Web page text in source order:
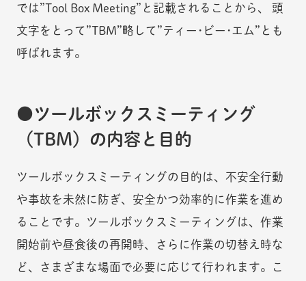
では”Tool Box Meeting”と記載されることから、 頭
文字をとって”TBM”略して”ティー･ビー･エム”とも
呼ばれます。
ツールボックスミーティング
（TBM）の内容と目的
ツールボックスミーティングの目的は、不安全行動
や事故を未然に防ぎ、安全かつ効率的に作業を進め
ることです。ツールボックスミーティングは、作業
開始前や昼食後の再開時、さらに作業の切替え時な
ど、さまざまな場面で必要に応じて行われます。こ